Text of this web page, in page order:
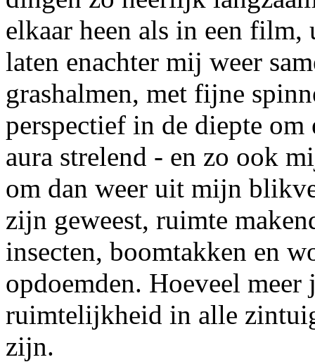
elkaar heen als in een
laten enachter mij weer
grashalmen, met fijne
perspectief in de diepte om
aura strelend - en zo ook
om dan weer uit mijn
zijn geweest, ruimte
insecten, boomtakken en
opdoemden. Hoeveel
ruimtelijkheid in alle
zijn.